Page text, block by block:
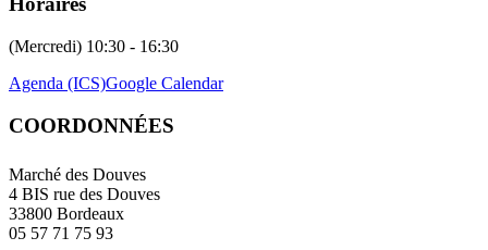
(Mercredi) 10:30 - 16:30
Agenda (ICS)Google Calendar
COORDONNÉES
Marché des Douves
4 BIS rue des Douves
33800 Bordeaux
05 57 71 75 93